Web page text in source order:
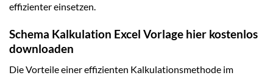
effizienter einsetzen.
Schema Kalkulation Excel Vorlage hier kostenlos
downloaden
Die Vorteile einer effizienten Kalkulationsmethode im